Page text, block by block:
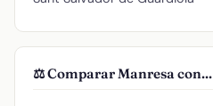
⚖️ Comparar Manresa con...